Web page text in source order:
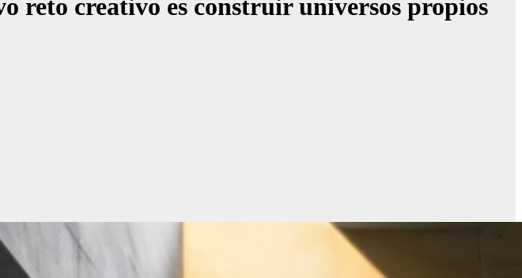
reto creativo es construir universos propios